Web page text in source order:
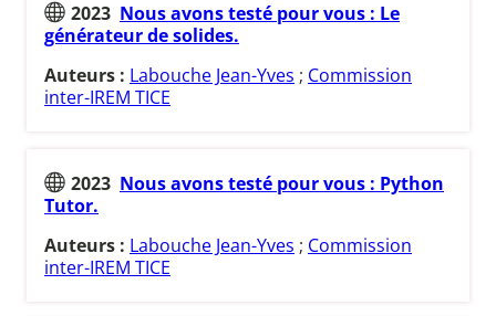
2023 Nous avons testé pour vous : Le
générateur de solides.
Auteurs : Labouche Jean-Yves ; Commission
inter-IREM TICE
2023 Nous avons testé pour vous : Python
Tutor.
Auteurs : Labouche Jean-Yves ; Commission
inter-IREM TICE